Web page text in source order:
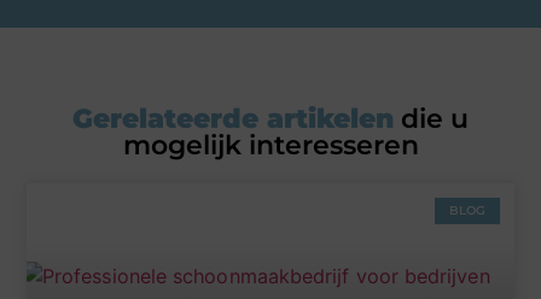
Gerelateerde artikelen die u
mogelijk interesseren
BLOG